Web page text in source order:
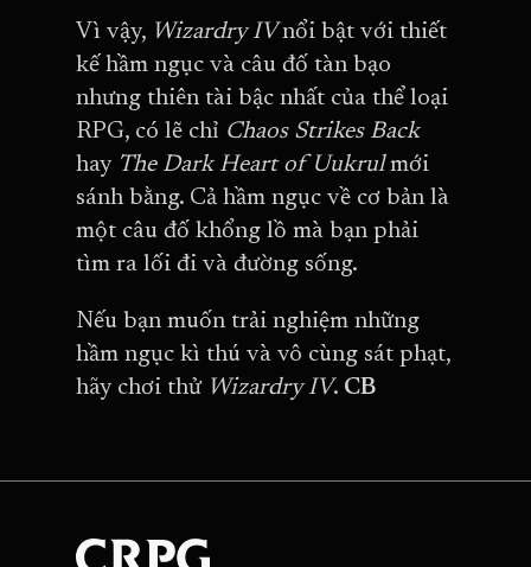
Vì vậy, Wizardry IVnổi bật với thiết
kế hầm ngục và câu đố tàn bạo
nhưng thiên tài bậc nhất của thể loại
RPG, có lẽ chỉ Chaos Strikes Back
hay The Dark Heart of Uukrulmới
sánh bằng. Cả hầm ngục về cơ bản là
một câu đố khổng lồ mà bạn phải
tìm ra lối đi và đường sống.
Nếu bạn muốn trải nghiệm những
hầm ngục kì thú và vô cùng sát phạt,
hãy chơi thử Wizardry IV. CB